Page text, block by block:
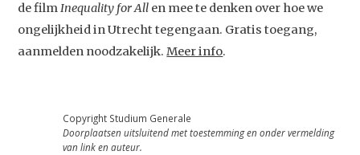
de filmInequality for All en mee te denken over hoe we
ongelijkheid in Utrecht tegengaan. Gratis toegang,
aanmelden noodzakelijk.Meer info.
Copyright Studium Generale
Doorplaatsen uitsluitend met toestemming en onder vermelding
van link en auteur.